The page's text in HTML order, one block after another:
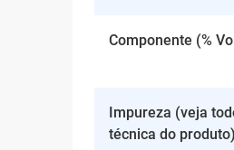
Componente (%
Impureza (veja
técnica do produto)